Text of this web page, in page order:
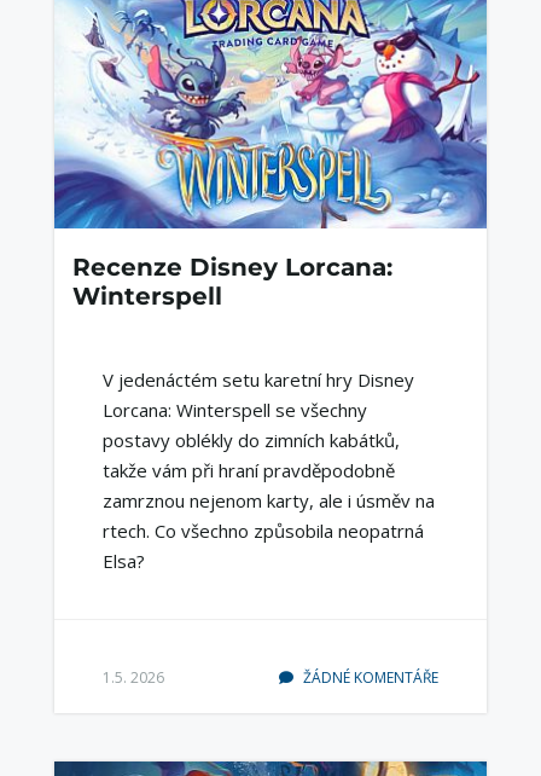
Recenze Disney Lorcana:
Winterspell
V jedenáctém setu karetní hry Disney
Lorcana: Winterspell se všechny
postavy oblékly do zimních kabátků,
takže vám při hraní pravděpodobně
zamrznou nejenom karty, ale i úsměv na
rtech. Co všechno způsobila neopatrná
Elsa?
1.5. 2026 ŽÁDNÉ KOMENTÁŘE